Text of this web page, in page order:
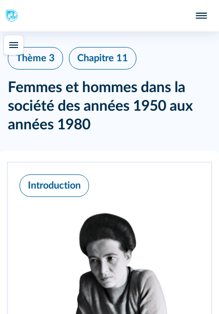
Thème 3 Chapitre 11
Femmes et hommes dans la
société des années 1950 aux
années 1980
Introduction